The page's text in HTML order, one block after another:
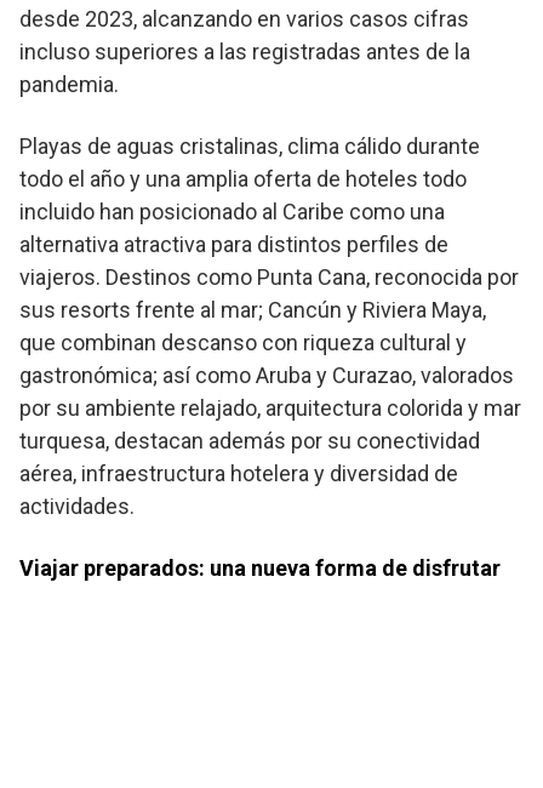
desde 2023, alcanzando en varios casos cifras
incluso superiores a las registradas antes de la
pandemia.
Playas de aguas cristalinas, clima cálido durante
todo el año y una amplia oferta de hoteles todo
incluido han posicionado al Caribe como una
alternativa atractiva para distintos perfiles de
viajeros. Destinos como Punta Cana, reconocida por
sus resorts frente al mar; Cancún y Riviera Maya,
que combinan descanso con riqueza cultural y
gastronómica; así como Aruba y Curazao, valorados
por su ambiente relajado, arquitectura colorida y mar
turquesa, destacan además por su conectividad
aérea, infraestructura hotelera y diversidad de
actividades.
Viajar preparados: una nueva forma de disfrutar